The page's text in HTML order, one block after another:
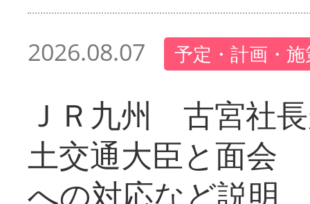
2026.08.07 予定・計画・
ＪＲ九州 古宮社
土交通大臣と面会
への対応など説明